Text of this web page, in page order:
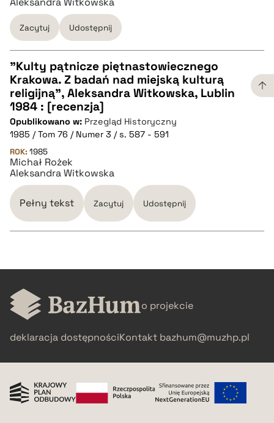
BIBTEX
pobierz cytat
Zacytuj Udostępnij
CZYSTY TEKST
pobierz cytat
BIBTEX
pobierz cytat
"Kulty pątnicze piętnastowiecznego
Krakowa. Z badań nad miejską kulturą
religijną", Aleksandra Witkowska, Lublin
1984 : [recenzja]
Opublikowano w: Przegląd Historyczny
1985 / Tom 76 / Numer 3 / s. 587 - 591
ROK: 1985
Michał Rożek
Aleksandra Witkowska
Pełny tekst Zacytuj Udostępnij
CZYSTY TEKST
pobierz cytat
BIBTEX
o projekcie
deklaracja dostępnościKontakt bazhum@muzhp.pl